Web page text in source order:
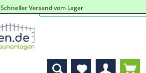
Schneller Versand vom Lager